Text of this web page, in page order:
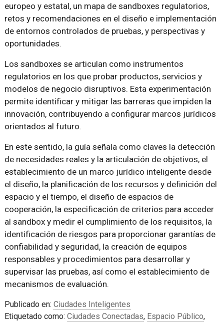
europeo y estatal, un mapa de sandboxes regulatorios,
retos y recomendaciones en el diseño e implementación
de entornos controlados de pruebas, y perspectivas y
oportunidades.
Los sandboxes se articulan como instrumentos
regulatorios en los que probar productos, servicios y
modelos de negocio disruptivos. Esta experimentación
permite identificar y mitigar las barreras que impiden la
innovación, contribuyendo a configurar marcos jurídicos
orientados al futuro.
En este sentido, la guía señala como claves la detección
de necesidades reales y la articulación de objetivos, el
establecimiento de un marco jurídico inteligente desde
el diseño, la planificación de los recursos y definición del
espacio y el tiempo, el diseño de espacios de
cooperación, la especificación de criterios para acceder
al sandbox y medir el cumplimiento de los requisitos, la
identificación de riesgos para proporcionar garantías de
confiabilidad y seguridad, la creación de equipos
responsables y procedimientos para desarrollar y
supervisar las pruebas, así como el establecimiento de
mecanismos de evaluación.
Publicado en: Ciudades Inteligentes
Etiquetado como: Ciudades Conectadas, Espacio Público,